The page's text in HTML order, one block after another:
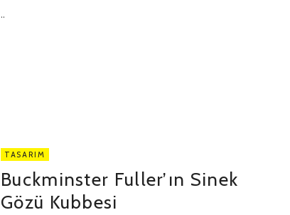
..
TASARIM
Buckminster Fuller’ın Sinek
Gözü Kubbesi